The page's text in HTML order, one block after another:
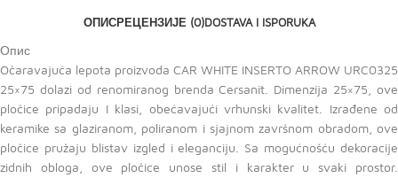
ОПИСРЕЦЕНЗИЈЕ (0)DOSTAVA I ISPORUKA
Опис
Očaravajuća lepota proizvoda CAR WHITE INSERTO ARROW URC0325
25×75 dolazi od renomiranog brenda Cersanit. Dimenzija 25×75, ove
pločice pripadaju I klasi, obećavajući vrhunski kvalitet. Izrađene od
keramike sa glaziranom, poliranom i sjajnom završnom obradom, ove
pločice pružaju blistav izgled i eleganciju. Sa mogućnošću dekoracije
zidnih obloga, ove pločice unose stil i karakter u svaki prostor.